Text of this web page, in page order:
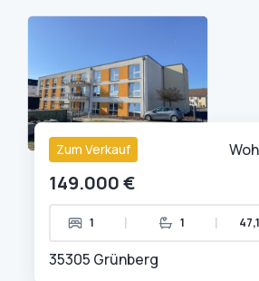
Zum Verkauf
149.000 €
1 | 1 |
35305 Grünberg